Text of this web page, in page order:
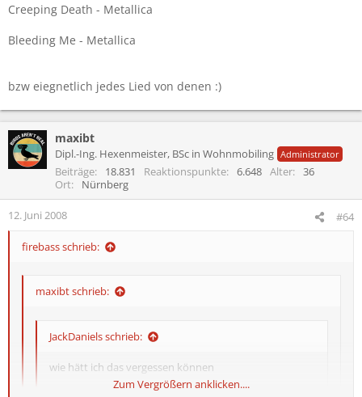
Creeping Death - Metallica
Bleeding Me - Metallica
bzw eiegnetlich jedes Lied von denen :)
maxibt
Dipl.-Ing. Hexenmeister, BSc in Wohnmobiling Administrator
Beiträge 18.831 Reaktionspunkte 6.648 Alter
36
Ort
Nürnberg
12. Juni 2008 #64
firebass schrieb:
maxibt schrieb:
JackDaniels schrieb:
wie hätt ich das vergessen können
Zum Vergrößern anklicken....